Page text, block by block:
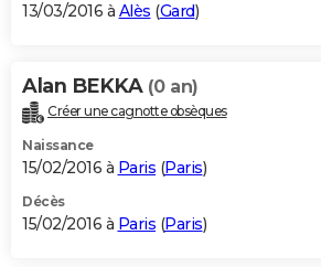
13/03/2016 à Alès (Gard)
Alan BEKKA (0 an)
Créer une cagnotte obsèques
Naissance
15/02/2016 à Paris (Paris)
Décès
15/02/2016 à Paris (Paris)